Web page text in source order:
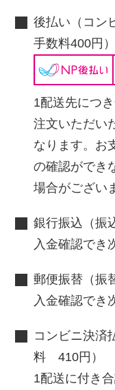
後払い（コン
手数料400円）
1配送先につ
注文いただい
なります。お
の確認ができ
場合がござい
銀行振込（振
入金確認でき
郵便振替（振
入金確認でき
コンビニ決済
料 410円）
1配送に付き